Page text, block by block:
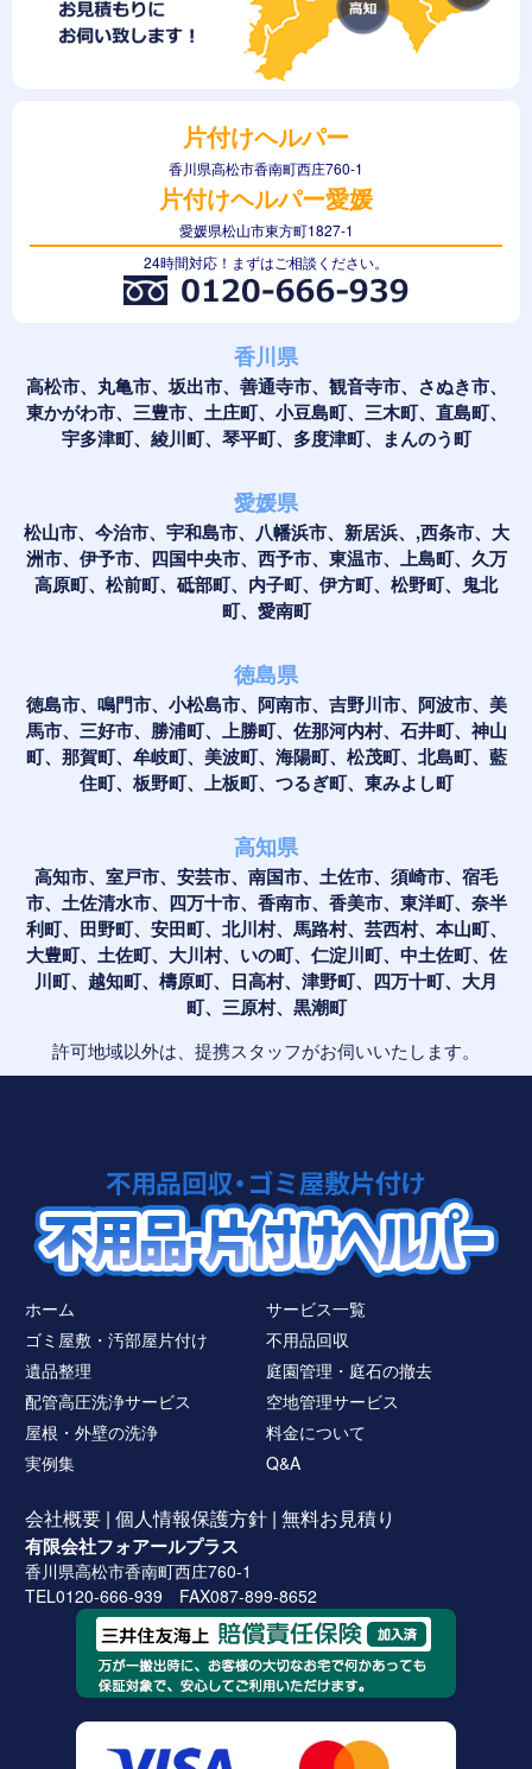
片付けヘルパー
香川県高松市香南町西庄760-1
片付けヘルパー愛媛
愛媛県松山市東方町1827-1
24時間対応！まずはご相談ください。
香川県
高松市、丸亀市、坂出市、善通寺市、観音寺市、さぬき市、
東かがわ市、三豊市、土庄町、小豆島町、三木町、直島町、
宇多津町、綾川町、琴平町、多度津町、まんのう町
愛媛県
松山市、今治市、宇和島市、八幡浜市、新居浜、,西条市、大
洲市、伊予市、四国中央市、西予市、東温市、上島町、久万
高原町、松前町、砥部町、内子町、伊方町、松野町、鬼北
町、愛南町
徳島県
徳島市、鳴門市、小松島市、阿南市、吉野川市、阿波市、美
馬市、三好市、勝浦町、上勝町、佐那河内村、石井町、神山
町、那賀町、牟岐町、美波町、海陽町、松茂町、北島町、藍
住町、板野町、上板町、つるぎ町、東みよし町
高知県
高知市、室戸市、安芸市、南国市、土佐市、須崎市、宿毛
市、土佐清水市、四万十市、香南市、香美市、東洋町、奈半
利町、田野町、安田町、北川村、馬路村、芸西村、本山町、
大豊町、土佐町、大川村、いの町、仁淀川町、中土佐町、佐
川町、越知町、檮原町、日高村、津野町、四万十町、大月
町、三原村、黒潮町
許可地域以外は、提携スタッフがお伺いいたします。
ホーム
サービス一覧
ゴミ屋敷・汚部屋片付け
不用品回収
遺品整理
庭園管理・庭石の撤去
配管高圧洗浄サービス
空地管理サービス
屋根・外壁の洗浄
料金について
実例集
Q&A
会社概要| 個人情報保護方針| 無料お見積り
有限会社フォアールプラス
香川県高松市香南町西庄760-1
TEL0120-666-939 FAX087-899-8652